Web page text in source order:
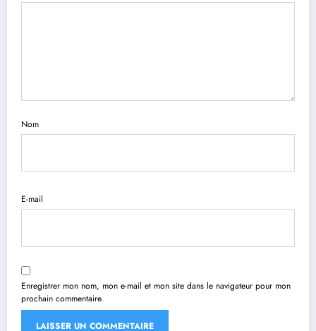
Nom
E-mail
Enregistrer mon nom, mon e-mail et mon site dans le navigateur pour mon
prochain commentaire.